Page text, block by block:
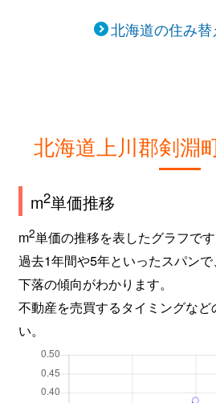
北海道の住み
北海道上川郡剣淵
m2単価推移
m2単価の推移を表したグラフです
過去1年間や5年といったスパン
下落の傾向がわかります。
不動産を売買するタイミングなど
い。